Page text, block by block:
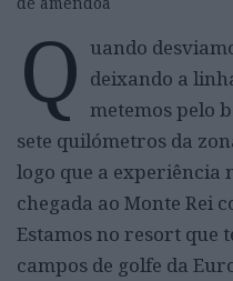
Q uando
deixando a
metemos pelo
sete quilómetros da
logo que a experiência
chegada ao Monte Rei
Estamos no resort que
campos de golfe da